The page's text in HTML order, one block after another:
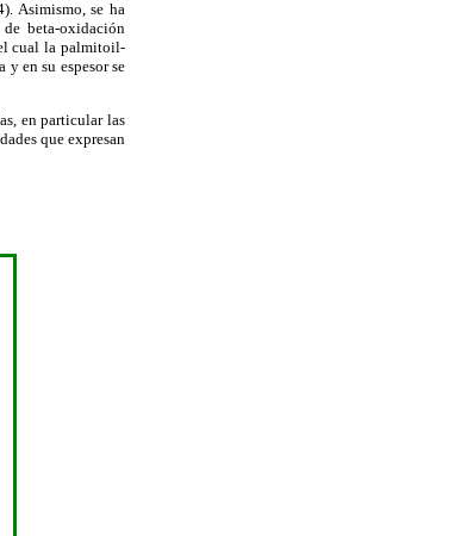
Asimismo, se ha
beta-oxidación
cual la palmitoil-
en su espesor se
en particular las
que expresan